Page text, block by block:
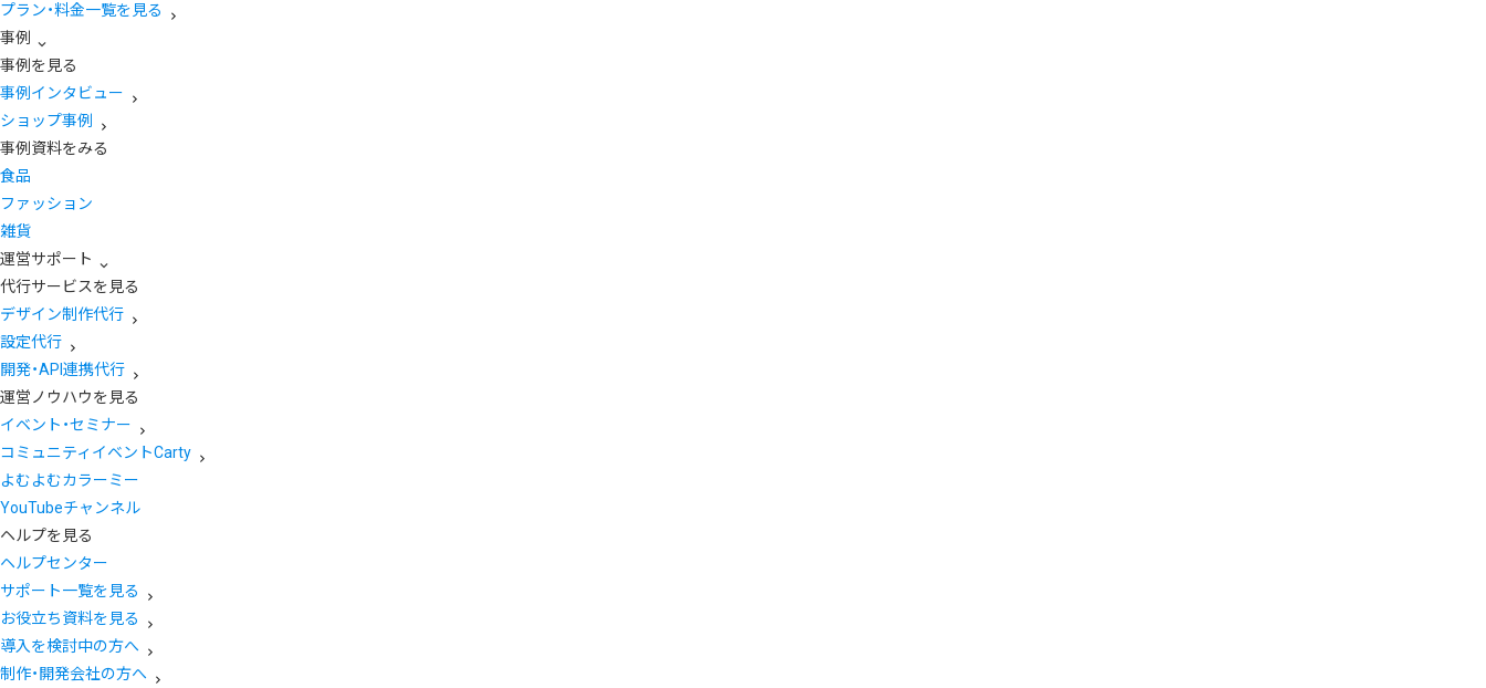
プラン・料金一覧を見る
事例
事例を見る
事例インタビュー
ショップ事例
事例資料をみる
食品
ファッション
雑貨
運営サポート
代行サービスを見る
デザイン制作代行
設定代行
開発・API連携代行
運営ノウハウを見る
イベント・セミナー
コミュニティイベントCarty
よむよむカラーミー
YouTubeチャンネル
ヘルプを見る
ヘルプセンター
サポート一覧を見る
お役立ち資料を見る
導入を検討中の方へ
制作・開発会社の方へ